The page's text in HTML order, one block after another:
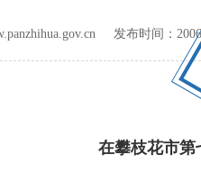
发布时间：
在攀枝花市第